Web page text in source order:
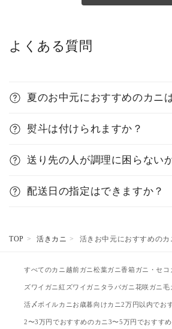
よくある質問
夏のお中元におすすめのカニ
熨斗は付けられますか？
送り先の人が調理に困らない
配送日の指定はできますか？
TOP 活きカニ 活きお中元におすすめのカ
すべてのカニ 越前ガニ松葉ガニ香箱ガニ・セコ
ズワイガニ 紅ズワイガニ タラバガニ 花咲ガニ毛
活〆ボイルカニ お歳暮向けカニ2万円以内でお
2〜3万円でおすすめのカニ 3〜5万円でおすす